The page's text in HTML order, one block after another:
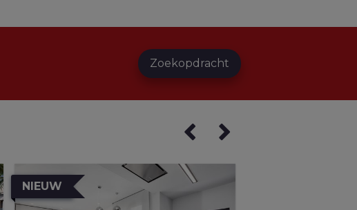
Zoekopdracht
NIEUW